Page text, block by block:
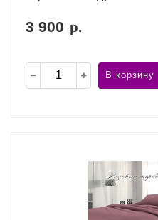
3 900 р.
В корзину